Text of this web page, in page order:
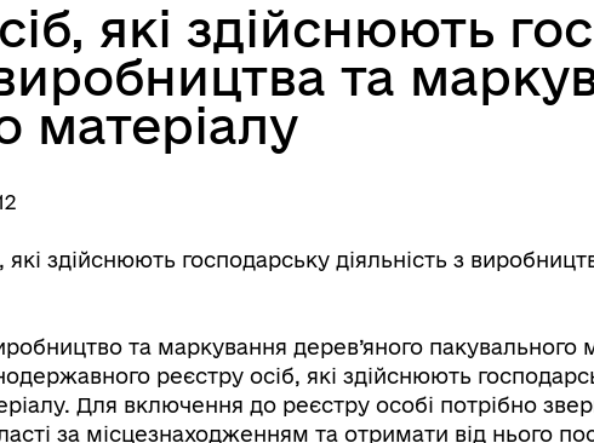
які здійснюють
виробництва та
матеріалу
які здійснюють господарську діяльність з
та маркування дерев’яного пакувального
реєстру осіб, які здійснюють
Для включення до реєстру особі потрібно
за місцезнаходженням та отримати від нього